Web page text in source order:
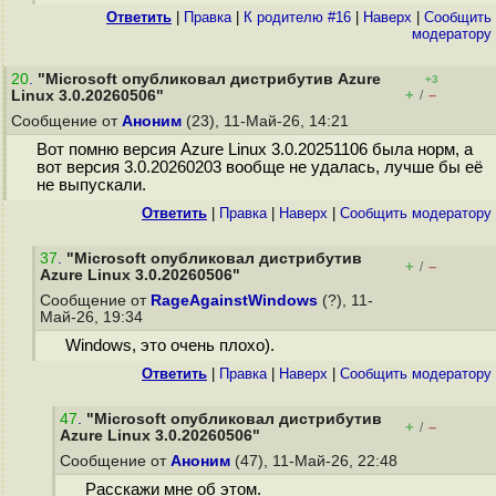
Ответить Правка| К родителю #16 Наверх
Cообщить
модератору
20. "Microsoft опубликовал дистрибутив Azure
Linux 3.0.20260506"
+3
+ / –
Сообщение от Аноним (23), 11-Май-26, 14:21
Вот помню версия Azure Linux 3.0.20251106 была норм, а
вот версия 3.0.20260203 вообще не удалась, лучше бы её
не выпускали.
Ответить Правка| Наверх Cообщить модератору
37. "Microsoft опубликовал дистрибутив
Azure Linux 3.0.20260506"
+ / –
Сообщение от RageAgainstWindows (?), 11-
Май-26, 19:34
Windows, это очень плохо).
Ответить Правка| Наверх Cообщить модератору
47. "Microsoft опубликовал дистрибутив
Azure Linux 3.0.20260506"
+ / –
Сообщение от Аноним (47), 11-Май-26, 22:48
Расскажи мне об этом.